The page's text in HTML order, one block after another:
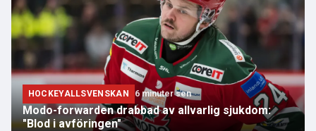
HOCKEYALLSVENSKAN 6 minuter sen
Modo-forwarden drabbad av allvarlig sjukdom:
"Blod i avföringen"